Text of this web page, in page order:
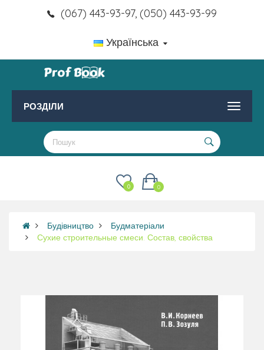
(067) 443-93-97, (050) 443-93-99
Українська
РОЗДІЛИ
0
0
Будівництво
Будматеріали
Сухие строительные смеси. Состав, свойства